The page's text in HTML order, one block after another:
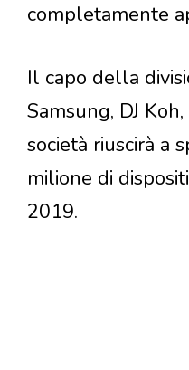
completamente
Il capo della
Samsung, DJ
società riuscirà a
milione di
2019.